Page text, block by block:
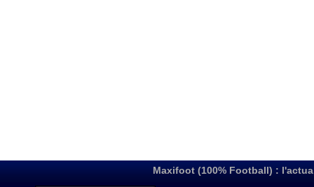
Maxifoot (100% Football) :